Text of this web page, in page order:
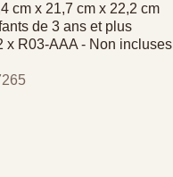
cm x 21,7 cm x 22,2 cm
de 3 ans et plus
x R03-AAA - Non incluses